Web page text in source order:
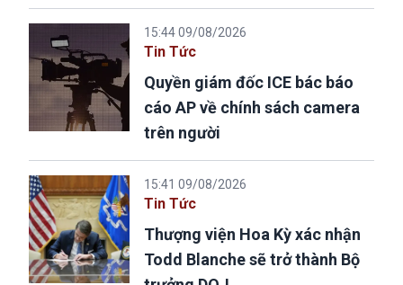
15:44 09/08/2026
Tin Tức
Quyền giám đốc ICE bác báo
cáo AP về chính sách camera
trên người
15:41 09/08/2026
Tin Tức
Thượng viện Hoa Kỳ xác nhận
Todd Blanche sẽ trở thành Bộ